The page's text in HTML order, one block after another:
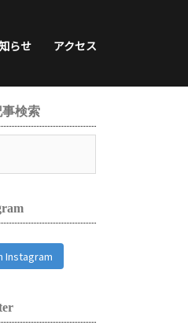
らせ アクセス
検索
Instagram